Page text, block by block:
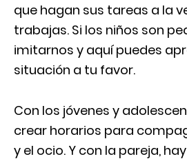
que hagan sus tareas a la
trabajas. Si los niños son
imitarnos y aquí puedes
situación a tu favor.
Con los jóvenes y
crear horarios para
y el ocio. Y con la pareja,